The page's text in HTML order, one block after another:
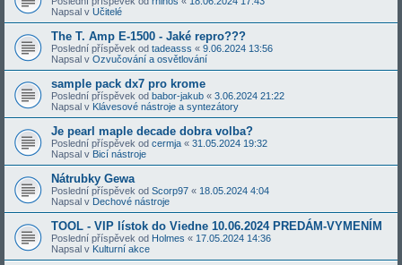
Napsal v Učitelé
The T. Amp E-1500 - Jaké repro???
Poslední příspěvek od tadeasss « 9.06.2024 13:56
Napsal v Ozvučování a osvětlování
sample pack dx7 pro krome
Poslední příspěvek od babor-jakub « 3.06.2024 21:22
Napsal v Klávesové nástroje a syntezátory
Je pearl maple decade dobra volba?
Poslední příspěvek od cermja « 31.05.2024 19:32
Napsal v Bicí nástroje
Nátrubky Gewa
Poslední příspěvek od Scorp97 « 18.05.2024 4:04
Napsal v Dechové nástroje
TOOL - VIP lístok do Viedne 10.06.2024 PREDÁM-VYMENÍM
Poslední příspěvek od Holmes « 17.05.2024 14:36
Napsal v Kulturní akce